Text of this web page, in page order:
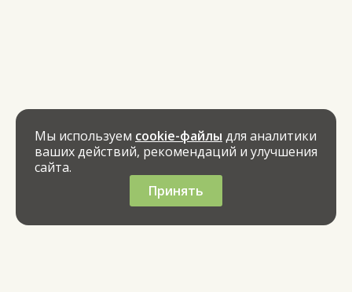
Мы используем cookie-файлы для аналитики
ваших действий, рекомендаций и улучшения
сайта.
Принять